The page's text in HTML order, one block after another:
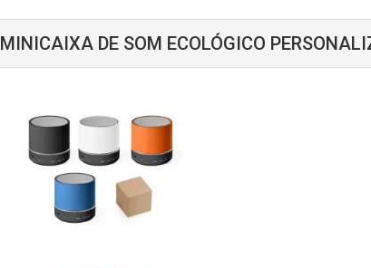
MINICAIXA DE SOM ECOLÓGICO